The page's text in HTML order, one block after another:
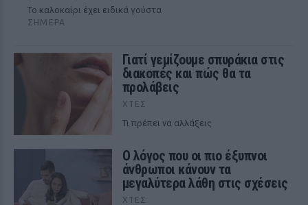
To καλοκαίρι έχει ειδικά γούστα
ΣΉΜΕΡΑ
Γιατί γεμίζουμε σπυράκια στις
διακοπές και πώς θα τα
προλάβεις
ΧΤΕΣ
Τι πρέπει να αλλάξεις
Ο λόγος που οι πιο έξυπνοι
άνθρωποι κάνουν τα
μεγαλύτερα λάθη στις σχέσεις
ΧΤΕΣ